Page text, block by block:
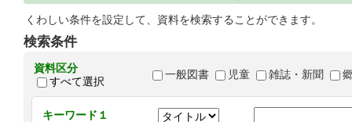
くわしい条件を設定して、資料を検索することができます。
検索条件
資料区分
すべて選択
一般図書 児童 雑誌・新聞
キーワード１